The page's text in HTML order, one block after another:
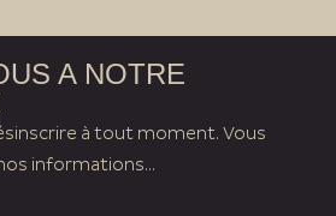
A NOTRE
à tout moment. Vous
informations...